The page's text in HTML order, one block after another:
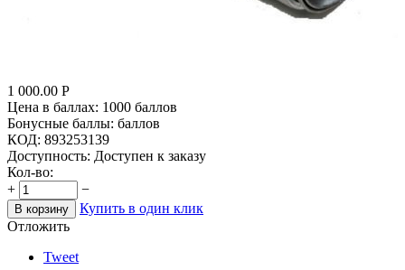
1 000.00 Р
Цена в баллах: 1000 баллов
Бонусные баллы: баллов
КОД: 893253139
Доступность: Доступен к заказу
Кол-во:
+
−
В корзину
Купить в один клик
Отложить
Tweet